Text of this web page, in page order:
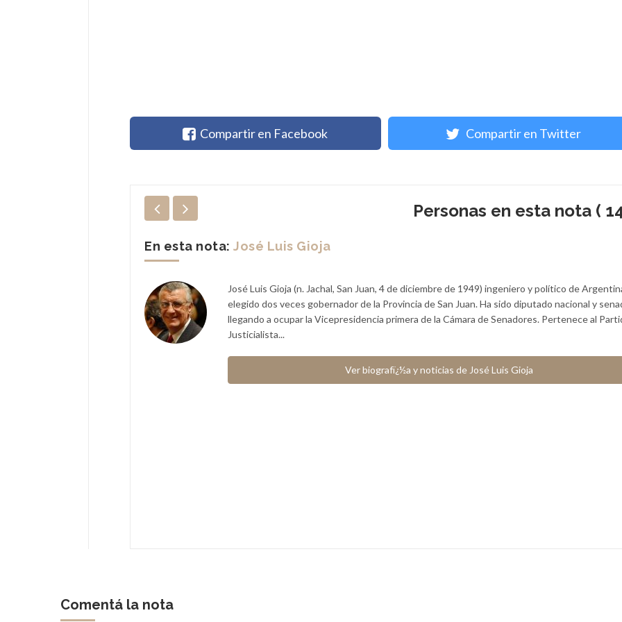
Compartir en Facebook Compartir en Twitter
Personas en esta nota (
En esta nota: José Luis Gioja
José Luis Gioja (n. Jachal, San Juan, 4 de diciembre de 1949) ingeniero y político de
elegido dos veces gobernador de la Provincia de San Juan. Ha sido diputado nacional y
llegando a ocupar la Vicepresidencia primera de la Cámara de Senadores. Pertenece al
Justicialista...
Ver biografï¿½a y noticias de José Luis Gioja
Comentá la nota